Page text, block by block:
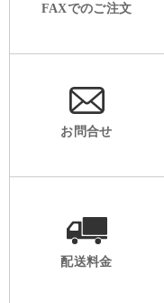
FAXでのご注文
お問合せ
配送料金